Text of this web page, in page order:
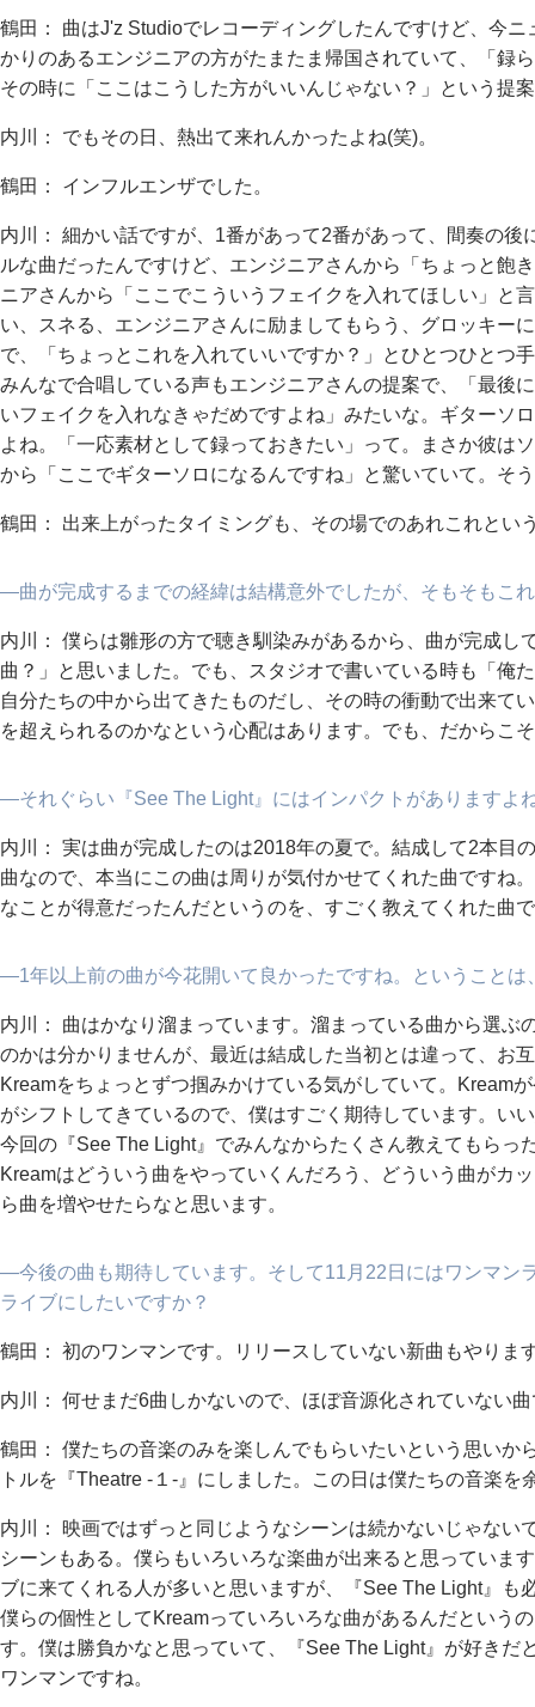
鶴田： 曲はJ'z Studioでレコーディングしたんですけど、今
かりのあるエンジニアの方がたまたま帰国されていて、「録
その時に「ここはこうした方がいいんじゃない？」という提
内川： でもその日、熱出て来れんかったよね(笑)。
鶴田： インフルエンザでした。
内川： 細かい話ですが、1番があって2番があって、間奏の
ルな曲だったんですけど、エンジニアさんから「ちょっと飽
ニアさんから「ここでこういうフェイクを入れてほしい」と
い、スネる、エンジニアさんに励ましてもらう、グロッキー
で、「ちょっとこれを入れていいですか？」とひとつひとつ
みんなで合唱している声もエンジニアさんの提案で、「最後
いフェイクを入れなきゃだめですよね」みたいな。ギターソ
よね。「一応素材として録っておきたい」って。まさか彼は
から「ここでギターソロになるんですね」と驚いていて。そ
鶴田： 出来上がったタイミングも、その場でのあれこれとい
―曲が完成するまでの経緯は結構意外でしたが、そもそもこ
内川： 僕らは雛形の方で聴き馴染みがあるから、曲が完成し
曲？」と思いました。でも、スタジオで書いている時も「俺
自分たちの中から出てきたものだし、その時の衝動で出来て
を超えられるのかなという心配はあります。でも、だからこ
―それぐらい『See The Light』にはインパクトがありますよ
内川： 実は曲が完成したのは2018年の夏で。結成して2本目
曲なので、本当にこの曲は周りが気付かせてくれた曲ですね
なことが得意だったんだというのを、すごく教えてくれた曲
―1年以上前の曲が今花開いて良かったですね。ということ
内川： 曲はかなり溜まっています。溜まっている曲から選ぶ
のかは分かりませんが、最近は結成した当初とは違って、お
Kreamをちょっとずつ掴みかけている気がしていて。Kream
がシフトしてきているので、僕はすごく期待しています。い
今回の『See The Light』でみんなからたくさん教えてもらっ
Kreamはどういう曲をやっていくんだろう、どういう曲がカ
ら曲を増やせたらなと思います。
―今後の曲も期待しています。そして11月22日にはワンマン
ライブにしたいですか？
鶴田： 初のワンマンです。リリースしていない新曲もやりま
内川： 何せまだ6曲しかないので、ほぼ音源化されていない
鶴田： 僕たちの音楽のみを楽しんでもらいたいという思いか
トルを『Theatre -１-』にしました。この日は僕たちの音楽
内川： 映画ではずっと同じようなシーンは続かないじゃない
シーンもある。僕らもいろいろな楽曲が出来ると思っていま
ブに来てくれる人が多いと思いますが、『See The Light』も
僕らの個性としてKreamっていろいろな曲があるんだという
す。僕は勝負かなと思っていて、『See The Light』が好きだ
ワンマンですね。